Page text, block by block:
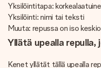
Yksilöintitapa:
Yksilöinti: nimi tai teksti
Muuta: repussa on iso
Yllätä upealla
Kenet yllätät tällä upealla